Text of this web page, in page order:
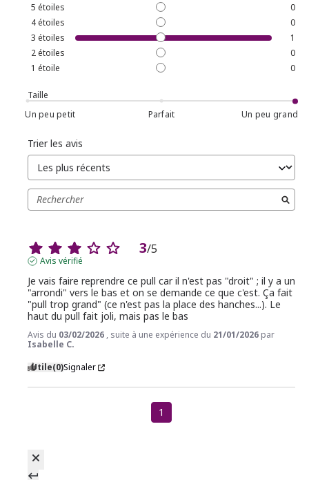
5 étoiles
0
4étoiles
0
3 étoiles
1
2étoiles
0
1 étoile 0
Taille
Un peu petit
Parfait Un peu grand
Trier les avis
3/5
Avis vérifié
Je vais faire reprendre ce pull car il n'est pas "droit" ; il y a un
"arrondi" vers le bas et on se demande ce que c'est. Ça fait
"pull trop grand" (ce n'est pas la place des hanches...). Le
haut du pull fait joli, mais pas le bas
Avis du 03/02/2026 , suite à une expérience du 21/01/2026 par
Isabelle C.
Utile(0)Signaler
1